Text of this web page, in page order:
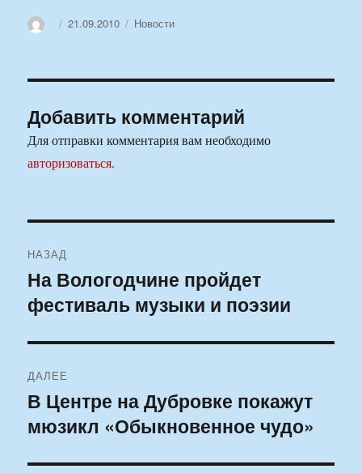
АвторОпубликовано
21.09.2010 Рубрики
Новости
Добавить комментарий
Для отправки комментария вам необходимо
авторизоваться.
по
записям
НАЗАД
Предыдущая
запись:
На Вологодчине пройдет
фестиваль музыки и поэзии
ДАЛЕЕ
Следующая
запись:
В Центре на Дубровке покажут
мюзикл «Обыкновенное чудо»